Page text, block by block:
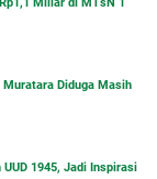
Diduga Masih
1945, Jadi Inspirasi